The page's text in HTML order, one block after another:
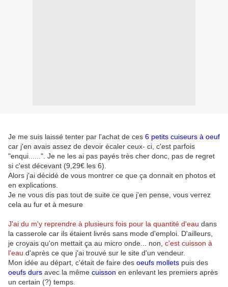
Je me suis laissé tenter par l'achat de ces 6 petits cuiseurs à oeuf
car j'en avais assez de devoir écaler ceux- ci, c'est parfois
"enqui......". Je ne les ai pas payés très cher donc, pas de regret
si c'est décevant (9,29€ les 6).
Alors j'ai décidé de vous montrer ce que ça donnait en photos et
en explications.
Je ne vous dis pas tout de suite ce que j'en pense, vous verrez
cela au fur et à mesure
J'ai du m'y reprendre à plusieurs fois pour la quantité d'eau dans
la casserole car ils étaient livrés sans mode d'emploi. D'ailleurs,
je croyais qu'on mettait ça au micro onde... non, c'est cuisson à
l'eau d'après ce que j'ai trouvé sur le site d'un vendeur.
Mon idée au départ, c'était de faire des oeufs mollets puis des
oeufs durs avec la même cuisson en enlevant les premiers après
un certain (?) temps.